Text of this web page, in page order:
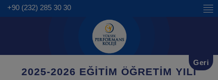
+90 (232) 285 30 30
Geri
2025-2026 EĞİTİM ÖĞRETİM YILI